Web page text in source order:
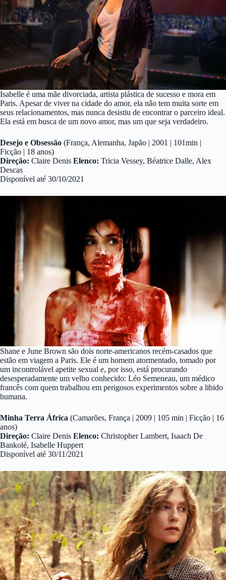
Isabelle é uma mãe divorciada, artista plástica de sucesso e mora em
Paris. Apesar de viver na cidade do amor, ela não tem muita sorte em
seus relacionamentos, mas nunca desistiu de encontrar o parceiro ideal.
Ela está em busca de um novo amor, mas um que seja verdadeiro.
Desejo e Obsessão (França, Alemanha, Japão | 2001 | 101min |
Ficção | 18 anos)
Direção: Claire Denis Elenco: Tricia Vessey, Béatrice Dalle, Alex
Descas
Disponível até 30/10/2021
Shane e June Brown são dois norte-americanos recém-casados que
estão em viagem a Paris. Ele é um homem atormentado, tomado por
um incontrolável apetite sexual e, por isso, está procurando
desesperadamente um velho conhecido: Léo Semeneau, um médico
francês com quem trabalhou em perigosos experimentos sobre a libido
humana.
Minha Terra África (Camarões, França | 2009 | 105 min | Ficção | 16
anos)
Direção: Claire Denis Elenco: Christopher Lambert, Isaach De
Bankolé, Isabelle Huppert
Disponível até 30/11/2021